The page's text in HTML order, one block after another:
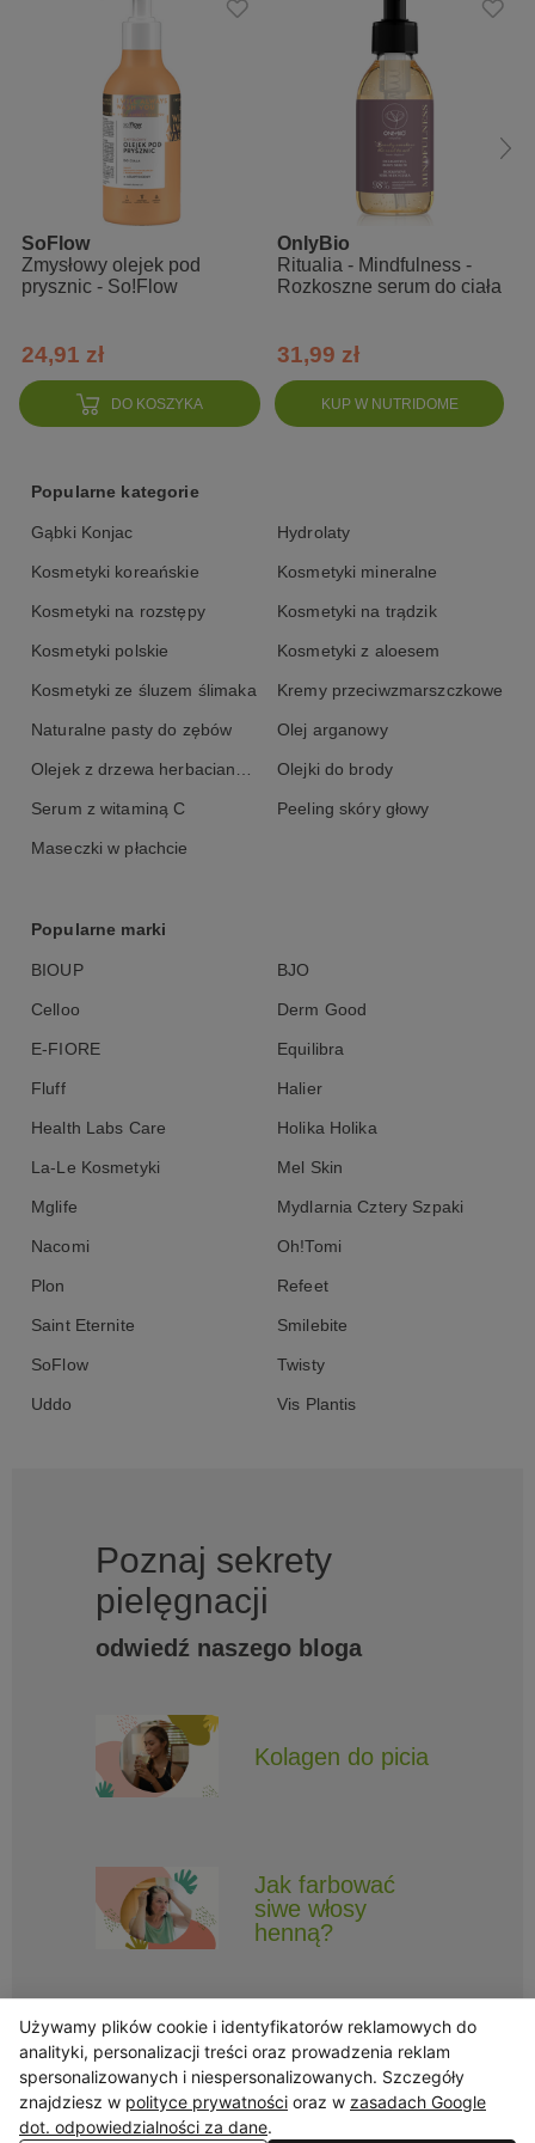
DO KOSZYKA
SoFlow
Zmysłowy olejek pod
prysznic - So!Flow
24,91 zł
KUP W NUTRIDOME
OnlyBio
Ritualia - Mindfulness -
Rozkoszne serum do ciała
31,99 zł
Popularne kategorie
Gąbki Konjac Hydrolaty
Kosmetyki koreańskie Kosmetyki mineralne
Kosmetyki na rozstępy Kosmetyki na trądzik
Kosmetyki polskie Kosmetyki z aloesem
Kosmetyki ze śluzem ślimaka Kremy przeciwzmarszczkowe
Naturalne pasty do zębów Olej arganowy
Olejek z drzewa herbacianego Olejki do brody
Serum z witaminą C Peeling skóry głowy
Maseczki w płachcie
Popularne marki
BIOUP BJO
Celloo Derm Good
E-FIORE Equilibra
Fluff Halier
Health Labs Care Holika Holika
La-Le Kosmetyki Mel Skin
Mglife Mydlarnia Cztery Szpaki
Nacomi Oh!Tomi
Plon Refeet
Saint Eternite Smilebite
SoFlow Twisty
Uddo Vis Plantis
Poznaj sekrety
pielęgnacji
odwiedź naszego bloga
Kolagen do picia
Jak farbować
siwe włosy
henną?
Obserwuj Triny, by nie ominęły Cię najlepsze promocje i informacje
o nowościach.
Używamy plików cookie i identyfikatorów reklamowych do
analityki, personalizacji treści oraz prowadzenia reklam
spersonalizowanych i niespersonalizowanych. Szczegóły
znajdziesz w polityce prywatności oraz w zasadach Google
dot. odpowiedzialności za dane.